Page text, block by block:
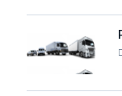
Рынок
новых
грузовиков
в